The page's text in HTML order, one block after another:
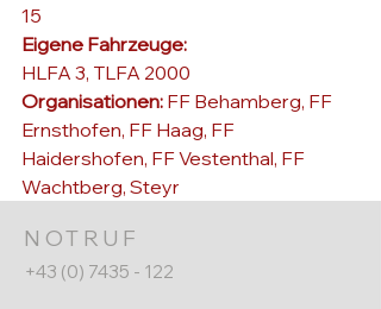
15
Eigene Fahrzeuge:
HLFA 3, TLFA 2000
Organisationen: FF Behamberg, FF
Ernsthofen, FF Haag, FF
Haidershofen, FF Vestenthal, FF
Wachtberg, Steyr
NOTRUF
+43 (0) 7435 - 122